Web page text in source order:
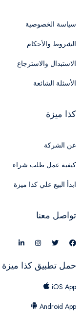
سياسة الخصوصية
الشروط والأحكام
الاستبدال والاسترجاع
الأسئلة الشائعة
كذا ميزة
عن الشركة
كيفية عمل طلب شراء
ابدأ البيع علي كذا ميزة
تواصل معنا
حمل تطبيق كذا ميزة
iOS App
Android App